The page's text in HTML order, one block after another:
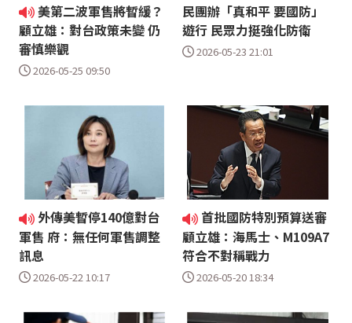
美第二波軍售將暫緩？
顧立雄：對台政策未變 仍
審慎樂觀
2026-05-25 09:50
民團辦「真和平 要國防」
遊行 民眾力挺強化防衛
2026-05-23 21:01
外傳美暫停140億對台
軍售 府：無任何軍售調整
訊息
2026-05-22 10:17
首批國防特別預算送審
顧立雄：海馬士、M109A7
符合不對稱戰力
2026-05-20 18:34